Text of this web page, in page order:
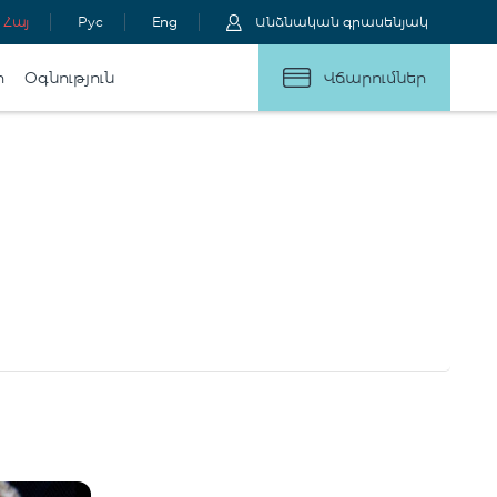
Հայ Рус Eng Անձնական գրասենյակ
Օգնություն Վճարումներ